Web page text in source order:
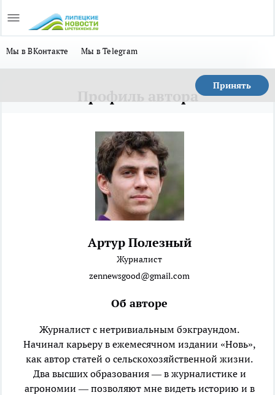
Мы в ВКонтакте Мы в Telegram
Принять
Профиль автора
Артур Полезный
Журналист
zennewsgood@gmail.com
Об авторе
Журналист с нетривиальным бэкграундом.
Начинал карьеру в ежемесячном издании «Новь»,
как автор статей о сельскохозяйственной жизни.
Два высших образования — в журналистике и
агрономии — позволяют мне видеть историю и в